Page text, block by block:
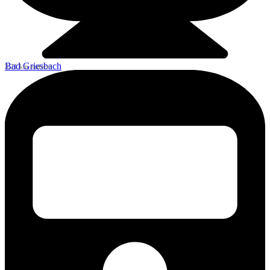
Bad Griesbach
3,21 km entfernt